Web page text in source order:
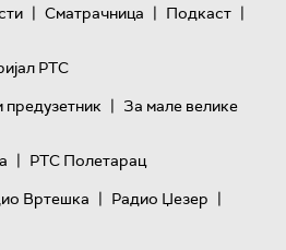
| Сматрачница | Подкаст |
РТС
предузетник | За мале велике
| РТС Полетарац
Вртешка | Радио Џезер |